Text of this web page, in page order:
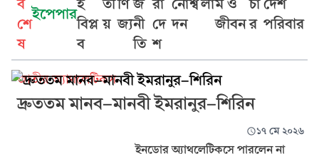
র্ব
শে
ষ
ইপেপার
ই
বিপ্ল
ব
তী
য়
ণি
জ্য
জ
নী
তি
রা
দে
শ
নো
দন
শ্বলাম ও
জীবন
চা
র
দেশ
পরিবার
ইমরানুর
জাতীয় অ্যাথলেটিকস
দ্রুততম মানব-মানবী ইমরানুর-শিরিন
১৭ মে ২০২৬
ইনডোর অ্যাথলেটিকসে পারলেন না